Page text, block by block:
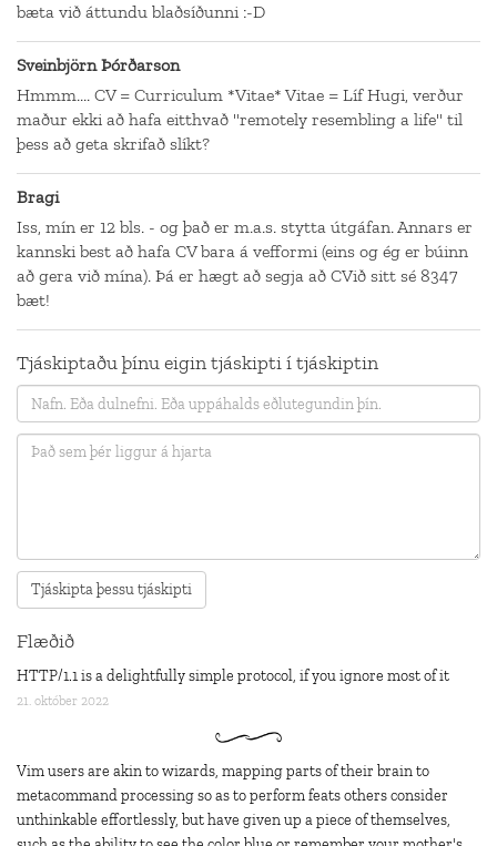
bæta við áttundu blaðsíðunni :-D
Sveinbjörn Þórðarson
Hmmm.... CV = Curriculum *Vitae* Vitae = Líf Hugi, verður
maður ekki að hafa eitthvað "remotely resembling a life" til
þess að geta skrifað slíkt?
Bragi
Iss, mín er 12 bls. - og það er m.a.s. stytta útgáfan. Annars er
kannski best að hafa CV bara á vefformi (eins og ég er búinn
að gera við mína). Þá er hægt að segja að CVið sitt sé 8347
bæt!
Tjáskiptaðu þínu eigin tjáskipti í tjáskiptin
Flæðið
HTTP/1.1 is a delightfully simple protocol, if you ignore most of it
21. október 2022
Vim users are akin to wizards, mapping parts of their brain to
metacommand processing so as to perform feats others consider
unthinkable effortlessly, but have given up a piece of themselves,